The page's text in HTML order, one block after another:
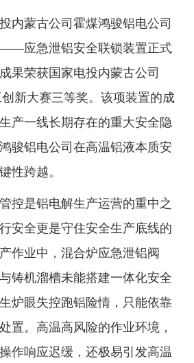
内蒙古公司霍煤鸿骏铝电公司
应急泄铝安全联锁装置正式
果荣获国家电投内蒙古公司
新大赛三等奖。该项装置的成
产一线长期存在的重大安全隐
骏铝电公司在高温铝液本质安
性跨越。
控是铝电解生产运营的重中之
安全更是守住安全生产底线的
作业中，混合炉应急泄铝阀
铸机溜槽未能搭建一体化安全
炉眼失控跑铝险情，只能依靠
置。高温高风险的作业环境，
作响应迟缓，还极易引发高温